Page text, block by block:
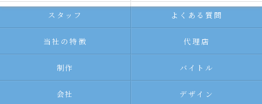
スタッフ よくある質問
当社の特徴 代理店
制作 バイトル
会社 デザイン